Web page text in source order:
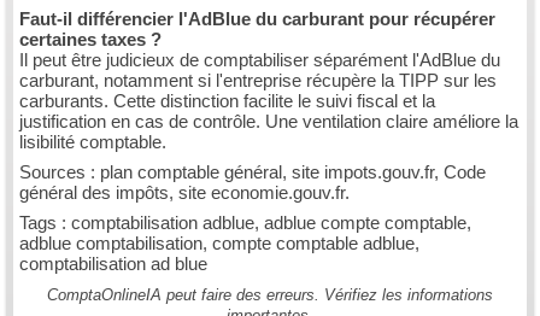
Faut-il différencier l'AdBlue du carburant pour récupérer
certaines taxes ?
Il peut être judicieux de comptabiliser séparément l'AdBlue du
carburant, notamment si l'entreprise récupère la TIPP sur les
carburants. Cette distinction facilite le suivi fiscal et la
justification en cas de contrôle. Une ventilation claire améliore la
lisibilité comptable.
Sources : plan comptable général, site impots.gouv.fr, Code
général des impôts, site economie.gouv.fr.
Tags : comptabilisation adblue, adblue compte comptable,
adblue comptabilisation, compte comptable adblue,
comptabilisation ad blue
ComptaOnlineIA peut faire des erreurs. Vérifiez les informations